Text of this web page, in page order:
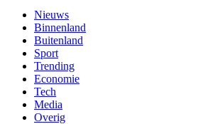
Nieuws
Binnenland
Buitenland
Sport
Trending
Economie
Tech
Media
Overig